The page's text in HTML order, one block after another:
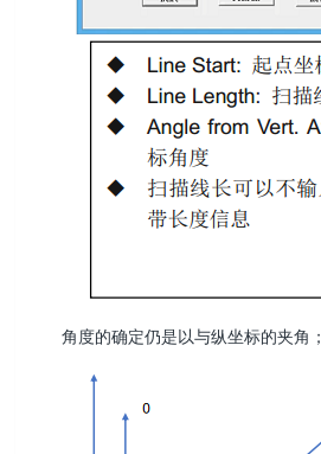
角度的确定仍是以与纵坐标的夹角；